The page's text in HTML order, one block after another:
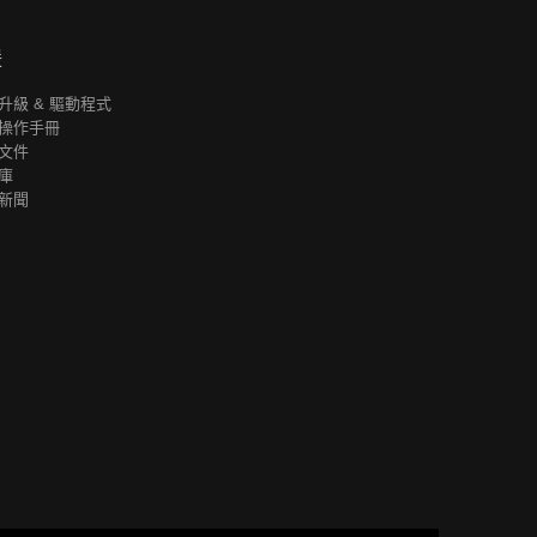
級 & 驅動程式
作手冊
件
聞